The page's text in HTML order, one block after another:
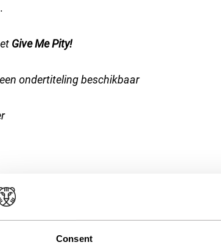
Consent
Give Me Pity!
ondertiteling beschikbaar
overslaan
is beschikbaar na het accepteren van de
marketingcookies.